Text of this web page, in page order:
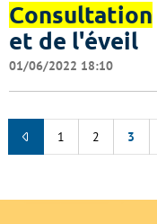
Consultation
et de l'éveil
01/06/2022 18:10
1 2 3